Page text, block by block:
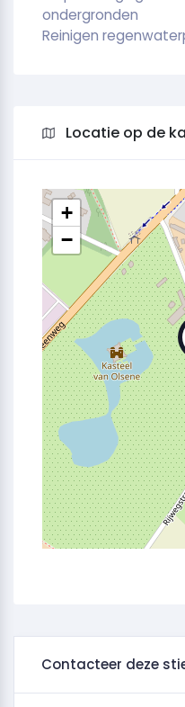
ondergronden
Reinigen
Locatie op de
+
−
Contacteer deze